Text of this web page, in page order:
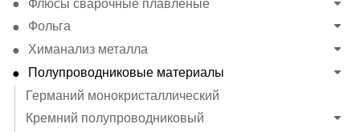
Флюсы сварочные плавленые
Фольга
Химанализ металла
Полупроводниковые материалы
Германий монокристаллический
Кремний полупроводниковый